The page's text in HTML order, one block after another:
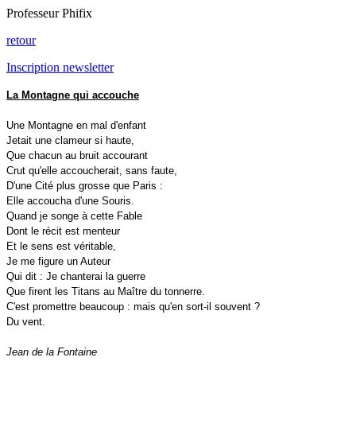
Professeur Phifix
retour
Inscription newsletter
La Montagne qui accouche
Une Montagne en mal d'enfant
Jetait une clameur si haute,
Que chacun au bruit accourant
Crut qu'elle accoucherait, sans faute,
D'une Cité plus grosse que Paris :
Elle accoucha d'une Souris.
Quand je songe à cette Fable
Dont le récit est menteur
Et le sens est véritable,
Je me figure un Auteur
Qui dit : Je chanterai la guerre
Que firent les Titans au Maître du tonnerre.
C'est promettre beaucoup : mais qu'en sort-il souvent ?
Du vent.
Jean de la Fontaine